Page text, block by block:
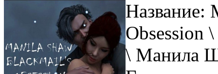
Название:
Obsession
\ Манила